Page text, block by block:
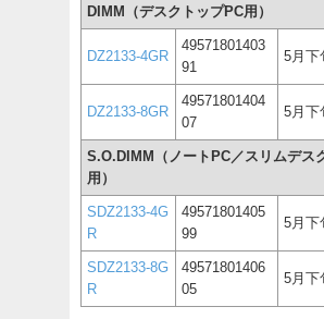
DIMM（デスクトップPC用）
DZ2133-4GR
49571801403
91
5月下
DZ2133-8GR
49571801404
07
5月下
S.O.DIMM（ノートPC／スリムデス
用）
SDZ2133-4G
R
49571801405
99
5月下
SDZ2133-8G
R
49571801406
05
5月下